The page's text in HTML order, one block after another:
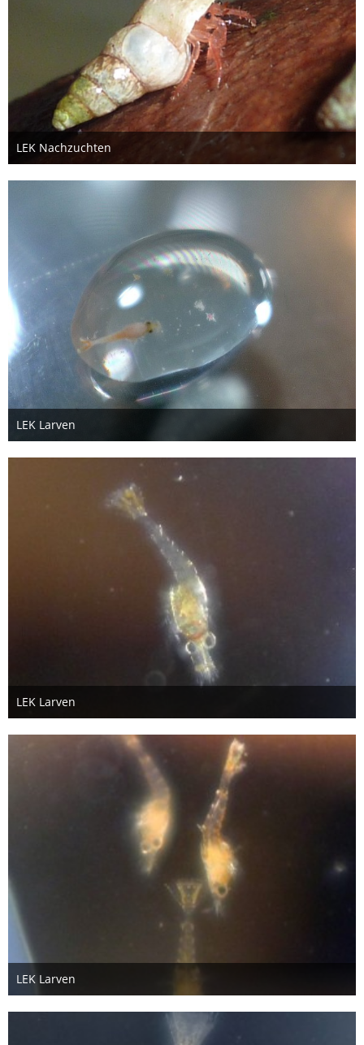
LEK Nachzuchten
26. Oktober 2012
LEK Larven
26. Oktober 2012
LEK Larven
26. Oktober 2012
LEK Larven
26. Oktober 2012